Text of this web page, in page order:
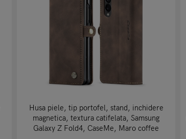
Husa piele, tip portofel, stand, inchidere
magnetica, textura catifelata, Samsung
Galaxy Z Fold4, CaseMe, Maro coffee